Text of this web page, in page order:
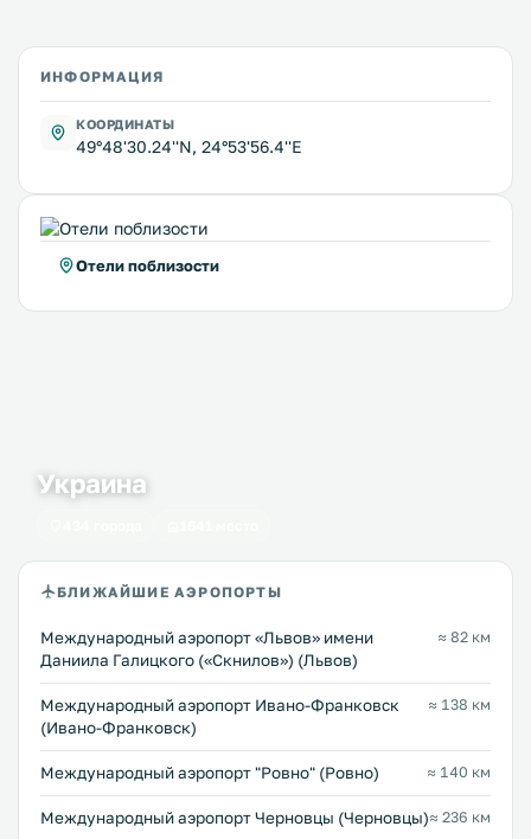
ИНФОРМАЦИЯ
КООРДИНАТЫ
49°48'30.24''N, 24°53'56.4''E
Отели поблизости
Украина
БЛИЖАЙШИЕ АЭРОПОРТЫ
Междунарoдный аэропорт «Львов» имени
Даниила Галицкого («Скнилов») (Львов)
≈ 82 км
Международный аэропорт Ивано-Франковск
(Ивано-Франковск)
≈ 138 км
Междунарoдный аэропорт "Ровно" (Ровно) ≈ 140 км
Международный аэропорт Черновцы (Черновцы)≈ 236 км